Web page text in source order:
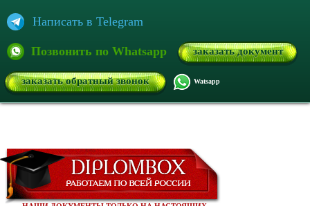
Написать в Telegram
Позвонить по Whatsapp заказать документ
заказать обратный звонок Watsapp